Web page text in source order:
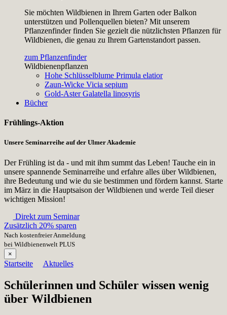
Sie möchten Wildbienen in Ihrem Garten oder Balkon
unterstützen und Pollenquellen bieten? Mit unserem
Pflanzenfinder finden Sie gezielt die nützlichsten Pflanzen für
Wildbienen, die genau zu Ihrem Gartenstandort passen.
zum Pflanzenfinder
Wildbienenpflanzen
Hohe Schlüsselblume Primula elatior
Zaun-Wicke Vicia sepium
Gold-Aster Galatella linosyris
Bücher
Frühlings-Aktion
Unsere Seminarreihe auf der Ulmer Akademie
Der Frühling ist da - und mit ihm summt das Leben! Tauche ein in
unsere spannende Seminarreihe und erfahre alles über Wildbienen,
ihre Bedeutung und wie du sie bestimmen und fördern kannst. Starte
im März in die Hauptsaison der Wildbienen und werde Teil dieser
wichtigen Mission!
Direkt zum Seminar
Zusätzlich 20% sparen
Nach kostenfreier Anmeldung
bei Wildbienenwelt PLUS
×
Startseite Aktuelles
Schülerinnen und Schüler wissen wenig
über Wildbienen